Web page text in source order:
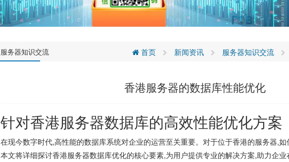
服务器知识交流 首页 新闻资讯 服务器知识交流
香港服务器的数据库性能优化
针对香港服务器数据库的高效性能优化方案
在现今数字时代,高性能的数据库系统对企业的运营至关重要。对于位于香港的服务器,如
本文将详细探讨香港服务器数据库优化的核心要素,为用户提供专业的解决方案,助力企业